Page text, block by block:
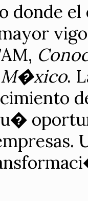
donde
M�xico.